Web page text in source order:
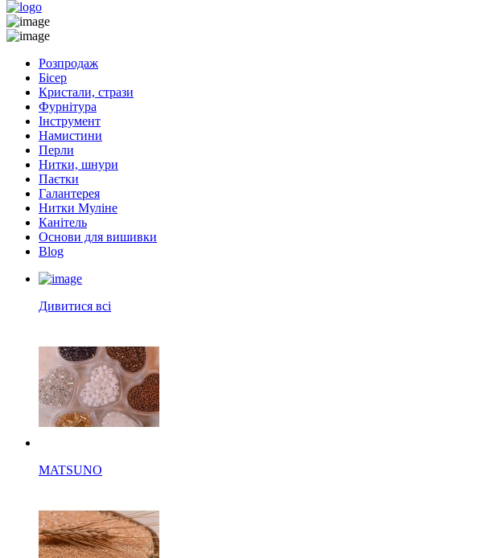
Розпродаж
Бісер
Кристали, стрази
Фурнітура
Інструмент
Намистини
Перли
Нитки, шнури
Паєтки
Галантерея
Нитки Муліне
Канітель
Основи для вишивки
Blog
Дивитися всі
MATSUNO